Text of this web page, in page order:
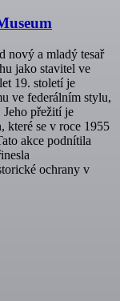
nový a mladý tesař
jako stavitel ve
19. století je
ve federálním stylu,
přežití je
které se v roce 1955
akce podnítila
ochrany v